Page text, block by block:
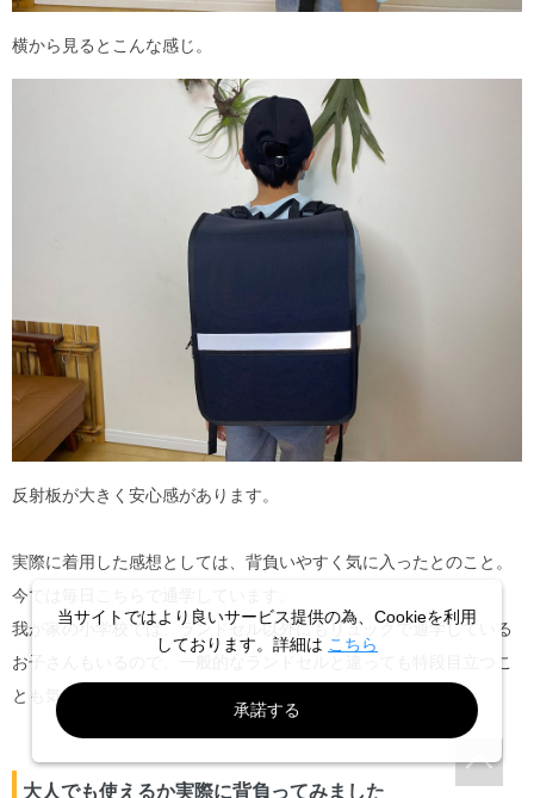
横から見るとこんな感じ。
反射板が大きく安心感があります。
実際に着用した感想としては、背負いやすく気に入ったとのこと。
今では毎日こちらで通学しています。
我が家の小学校では、ランドセル以外にもリュックで通学している
お子さんもいるので、一般的なランドセルと違っても特段目立つこ
とも気にする様子もありません。
大人でも使えるか実際に背負ってみました
当サイトではより良いサービス提供の為、Cookieを利用
しております。詳細は こちら
承諾する